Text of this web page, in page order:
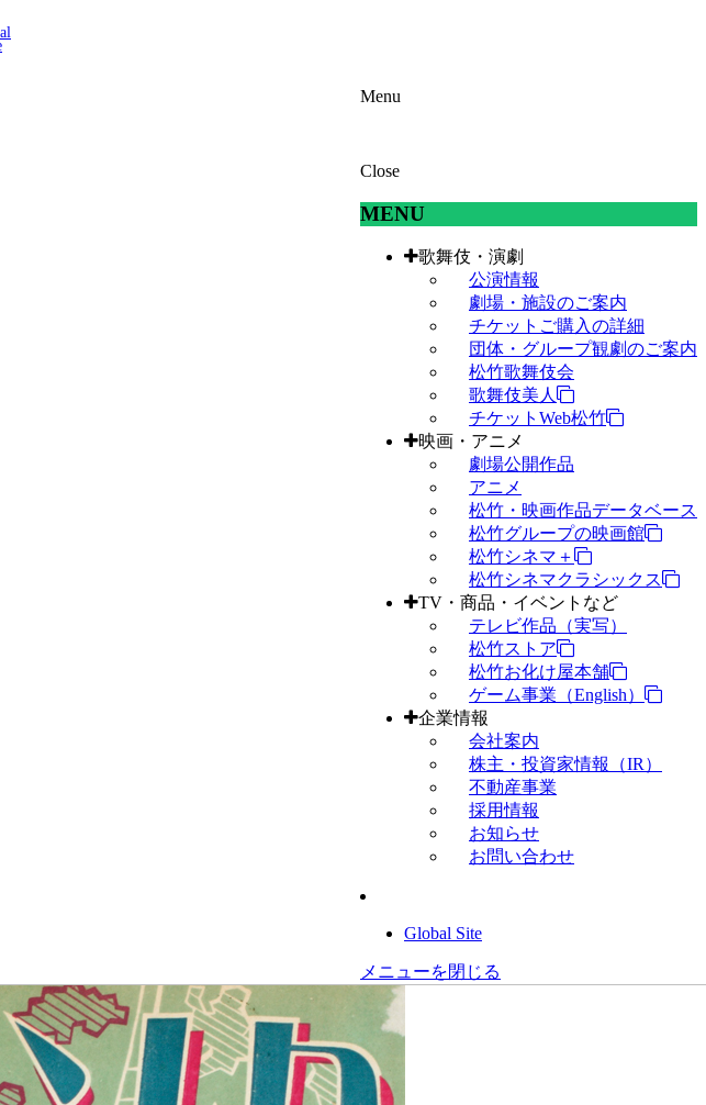
Menu
Close
MENU
歌舞伎・演劇
公演情報
劇場・施設のご案内
チケットご購入の詳細
団体・グループ観劇のご案内
松竹歌舞伎会
歌舞伎美人
チケットWeb松竹
映画・アニメ
劇場公開作品
アニメ
松竹・映画作品データベース
松竹グループの映画館
松竹シネマ＋
松竹シネマクラシックス
TV・商品・イベントなど
テレビ作品（実写）
松竹ストア
松竹お化け屋本舗
ゲーム事業（English）
企業情報
会社案内
株主・投資家情報（IR）
不動産事業
採用情報
お知らせ
お問い合わせ
Global Site
メニューを閉じる